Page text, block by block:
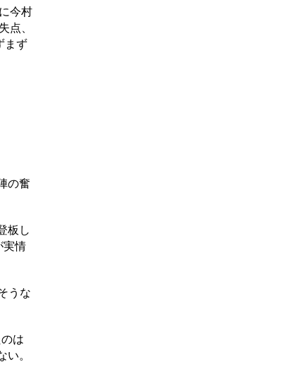
今村
点、
まず
の奮
板し
実情
うな
は
。